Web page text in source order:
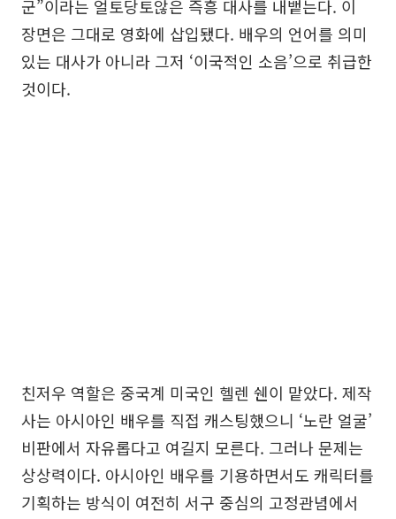
군”이라는 얼토당토않은 즉흥 대사를 내뱉는다. 이
장면은 그대로 영화에 삽입됐다. 배우의 언어를 의미
있는 대사가 아니라 그저 ‘이국적인 소음’으로 취급한
것이다.
친저우 역할은 중국계 미국인 헬렌 쉔이 맡았다. 제작
사는 아시아인 배우를 직접 캐스팅했으니 ‘노란 얼굴’
비판에서 자유롭다고 여길지 모른다. 그러나 문제는
상상력이다. 아시아인 배우를 기용하면서도 캐릭터를
기획하는 방식이 여전히 서구 중심의 고정관념에서